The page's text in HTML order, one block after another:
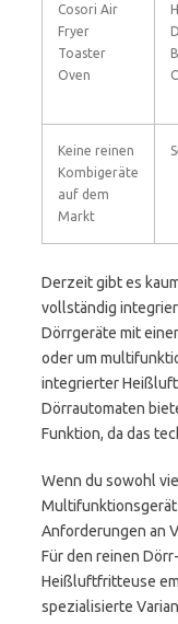
Cosori Air
Fryer
Toaster
Oven
Keine reinen
Kombigeräte
auf dem
Markt
Derzeit gibt es
vollständig
Dörrgeräte mit
oder um
integrierter
Dörrautomaten
Funktion, da das
Wenn du sowohl
Multifunktionsgerät
Anforderungen an
Für den reinen
Heißluftfritteuse
spezialisierte